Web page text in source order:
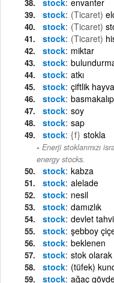
stock (Ticaret)
stock (Ticaret)
stock (Ticaret)
stock miktar
stock
stock atkı
stock çiftlik
stock basmakalıp
stock soy
stock sap
stock {f} stokla
Enerji stoklarımızı
energy stocks.
stock kabza
stock alelade
stock nesil
stock damızlık
stock devlet
stock şebboy
stock beklenen
stock stok
stock (tüfek)
stock ağaç